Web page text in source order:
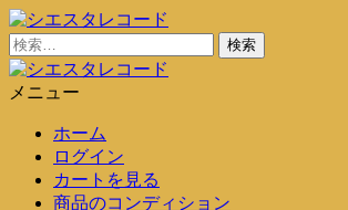
コ
ン
テ
ン
シエスタレコード
中古レコード通販
検
索:
メニュー
ホーム
ログイン
カートを見る
商品のコンディション